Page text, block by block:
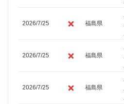
2026/7/25 福島県
2026/7/25 福島県
2026/7/25 福島県